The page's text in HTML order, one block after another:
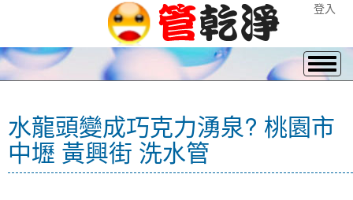
登入
水龍頭變成巧克力湧泉? 桃園市
中壢 黃興街 洗水管